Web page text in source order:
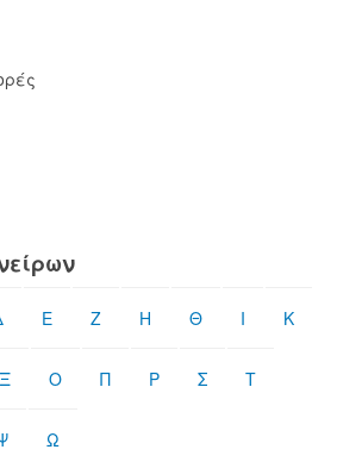
Ε Ζ Η Θ Ι Κ
Ξ Ο Π Ρ Σ Τ
Ω